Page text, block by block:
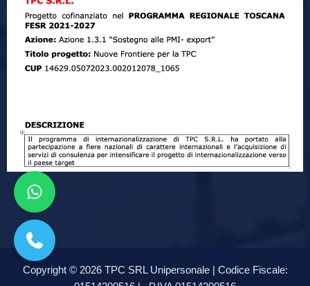
Copyright © 2026 TPC SRL Unipersonale | Codice Fiscale: